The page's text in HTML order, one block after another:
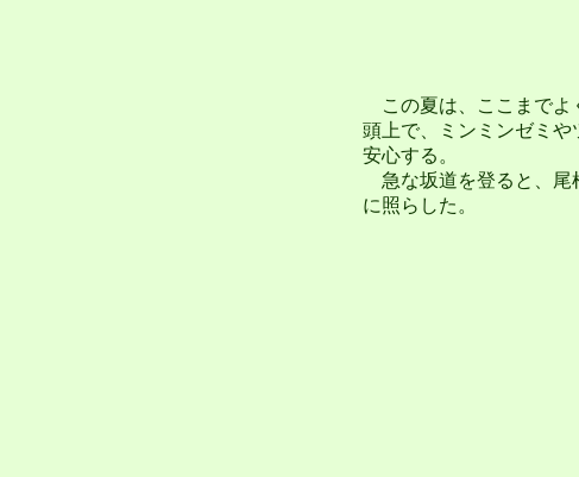
この夏は、ここまでよ
頭上で、ミンミンゼミ
安心する。
急な坂道を登ると、尾
に照らした。